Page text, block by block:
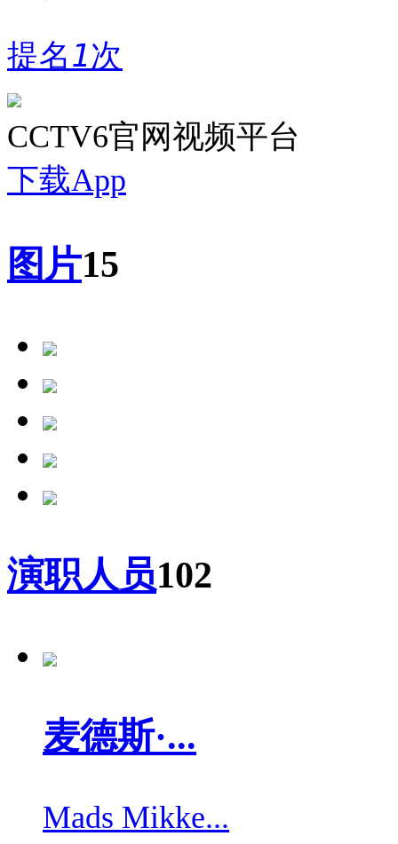
提名1次
CCTV6官网视频平台
下载App
图片15
演职人员102
麦德斯·...
Mads Mikke...